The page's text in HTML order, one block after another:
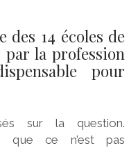
des 14 écoles de
la profession
pour
sur la question.
que ce n’est pas